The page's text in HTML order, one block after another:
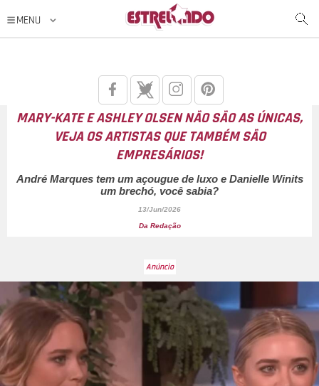
MARY-KATE E ASHLEY OLSEN NÃO SÃO AS ÚNICAS,
VEJA OS ARTISTAS QUE TAMBÉM SÃO
EMPRESÁRIOS!
André Marques tem um açougue de luxo e Danielle Winits
um brechó, você sabia?
13/Jun/2026
Da Redação